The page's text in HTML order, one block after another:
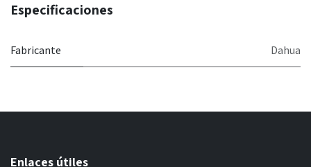
Especificaciones
Fabricante Dahua
Enlaces útiles